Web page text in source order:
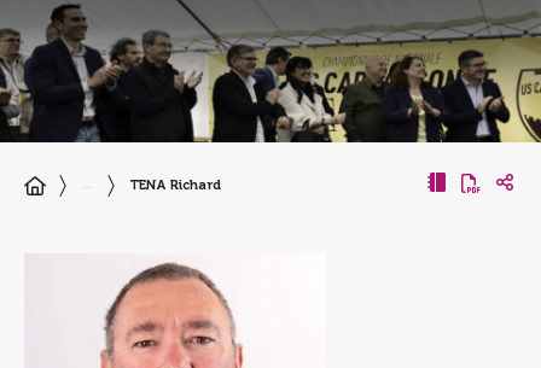
… TENA Richard